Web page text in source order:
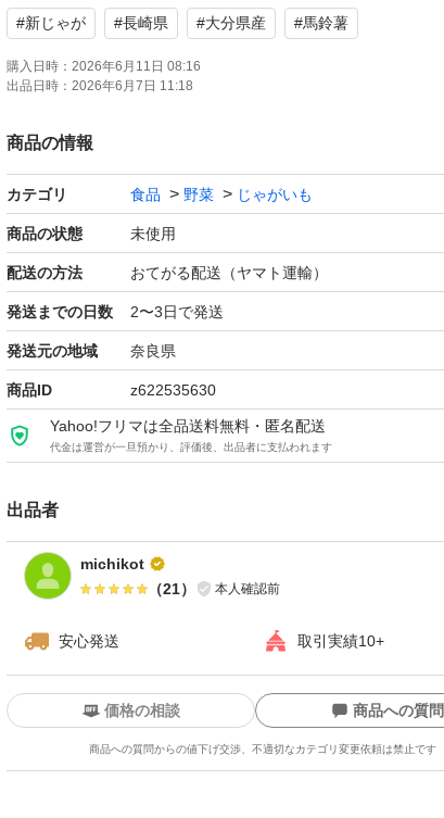
#新じゃが #長崎県 #大分県産 #馬鈴薯
購入日時： 2026年6月11日 08:16
出品日時： 2026年6月7日 11:18
商品の情報
カテゴリ 食品 野菜 じゃがいも
商品の状態 未使用
配送の方法 おてがる配送（ヤマト運輸）
発送までの日数 2〜3日で発送
発送元の地域 奈良県
商品ID z622535630
Yahoo!フリマは全品送料無料・匿名配送
代金は運営が一旦預かり、評価後、出品者に支払われます
出品者
michikot
（21） 本人確認前
安心発送 取引実績10+
価格の相談 商品への質問
商品への質問からの値下げ交渉、不適切なカテゴリ変更依頼は禁止です